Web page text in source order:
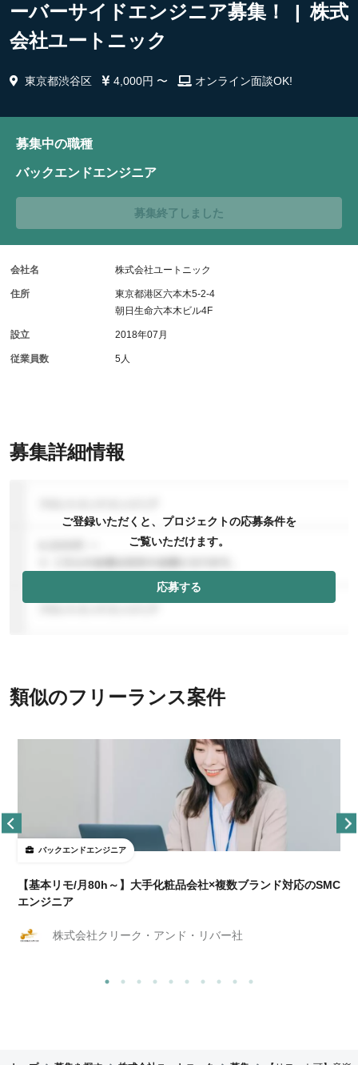
ーバーサイドエンジニア募集！ | 株式
会社ユートニック
東京都渋谷区 4,000円 〜 オンライン面談OK!
募集詳細情報
ご登録いただくと、プロジェクトの応募条件を
ご覧いただけます。
応募する
募集中の職種
バックエンドエンジニア
募集終了しました
会社名 株式会社ユートニック
住所
東京都港区六本木5-2-4
朝日生命六本木ビル4F
設立 2018年07月
従業員数 5人
類似のフリーランス案件
バックエンドエンジニア
【基本リモ/月80h～】大手化粧品会社×複数ブランド対応のSMC
エンジニア
株式会社クリーク・アンド・リバー社